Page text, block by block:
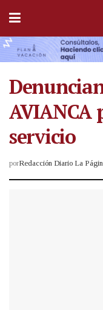
AVIANCA
servicio
porRedacción Diario La